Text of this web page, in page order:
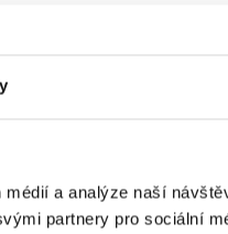
a analýze naší
partnery pro sociální